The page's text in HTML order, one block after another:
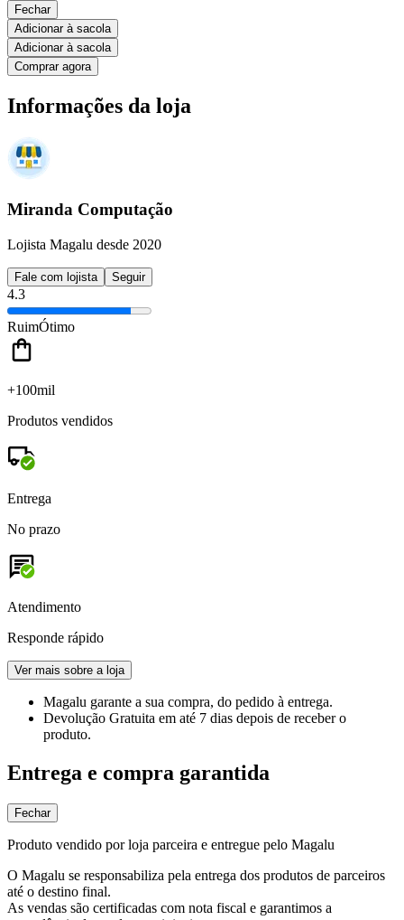
Fechar
Adicionar à sacola
Adicionar à sacola
Comprar agora
Informações da loja
Miranda Computação
Lojista Magalu desde 2020
Fale com lojista Seguir
4.3
RuimÓtimo
+100mil
Produtos vendidos
Entrega
No prazo
Atendimento
Responde rápido
Ver mais sobre a loja
Magalu garante a sua compra, do pedido à entrega.
Devolução Gratuita em até 7 dias depois de receber o
produto.
Entrega e compra garantida
Fechar
Produto vendido por loja parceira e entregue pelo Magalu
O Magalu se responsabiliza pela entrega dos produtos de parceiros
até o destino final.
As vendas são certificadas com nota fiscal e garantimos a